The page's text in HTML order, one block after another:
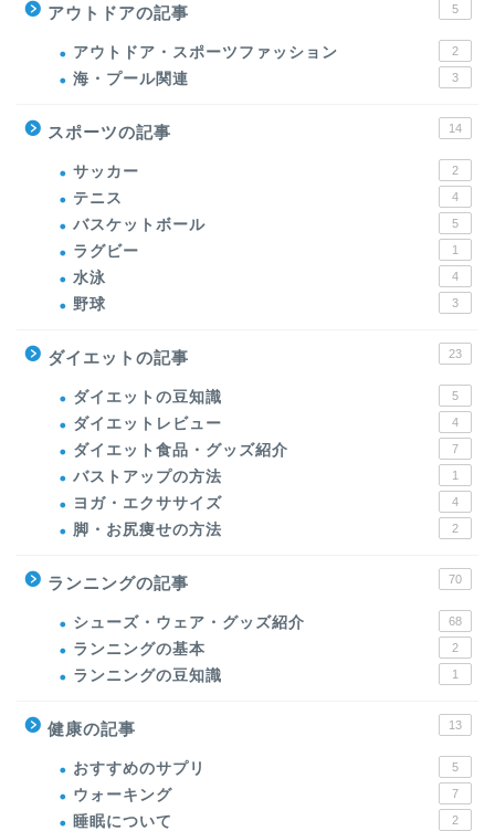
アウトドアの記事 5
アウトドア・スポーツファッション 2
海・プール関連 3
スポーツの記事 14
サッカー 2
テニス 4
バスケットボール 5
ラグビー 1
水泳 4
野球 3
ダイエットの記事 23
ダイエットの豆知識 5
ダイエットレビュー 4
ダイエット食品・グッズ紹介 7
バストアップの方法 1
ヨガ・エクササイズ 4
脚・お尻痩せの方法 2
ランニングの記事 70
シューズ・ウェア・グッズ紹介 68
ランニングの基本 2
ランニングの豆知識 1
健康の記事 13
おすすめのサプリ 5
ウォーキング 7
睡眠について 2